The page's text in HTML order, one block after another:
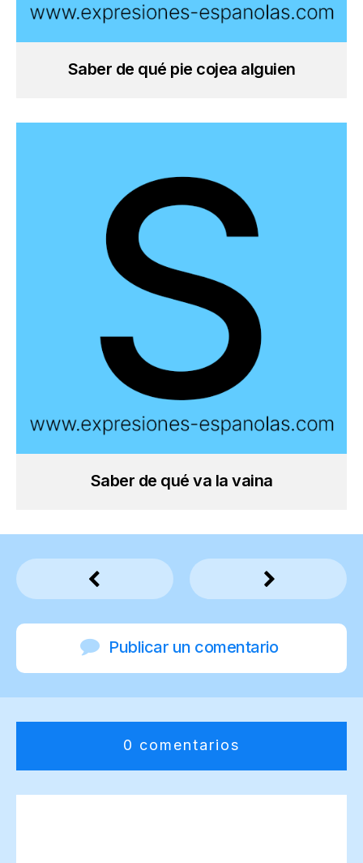
Saber de qué pie cojea alguien
Saber de qué va la vaina
Publicar un comentario
0 comentarios